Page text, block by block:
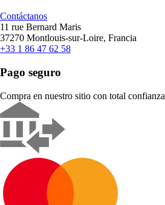
Contáctanos
11 rue Bernard Maris
37270 Montlouis-sur-Loire, Francia
+33 1 86 47 62 58
Pago seguro
Compra en nuestro sitio con total confianza